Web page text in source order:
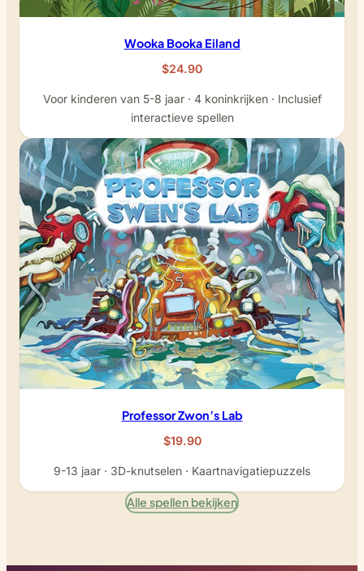
Wooka Booka Eiland
$24.90
Voor kinderen van 5-8 jaar · 4 koninkrijken · Inclusief
interactieve spellen
Professor Zwon’s Lab
$19.90
9-13 jaar · 3D-knutselen · Kaartnavigatiepuzzels
Alle spellen bekijken